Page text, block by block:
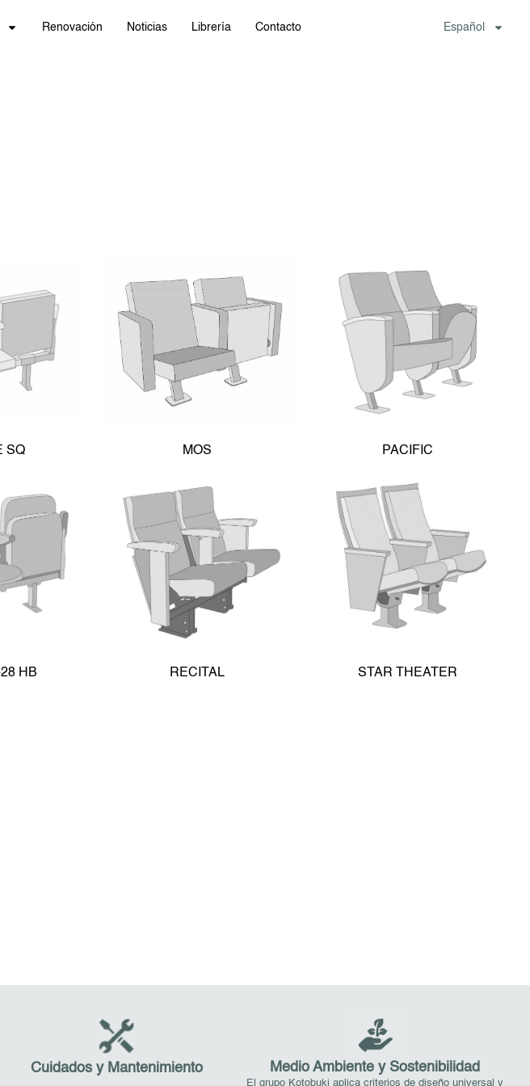
Renovación Noticias Librería Contacto Español
SQ MOS PACIFIC
HB RECITAL STAR THEATER
Cuidados y Mantenimiento Medio Ambiente y Sostenibilidad
El grupo Kotobuki aplica criterios de diseño universal y